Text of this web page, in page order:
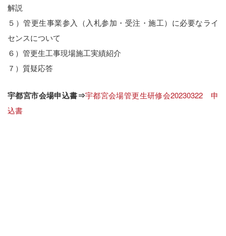
解説
５）管更生事業参入（入札参加・受注・施工）に必要なライ
センスについて
６）管更生工事現場施工実績紹介
７）質疑応答
宇都宮市会場申込書⇒宇都宮会場管更生研修会20230322 申
込書